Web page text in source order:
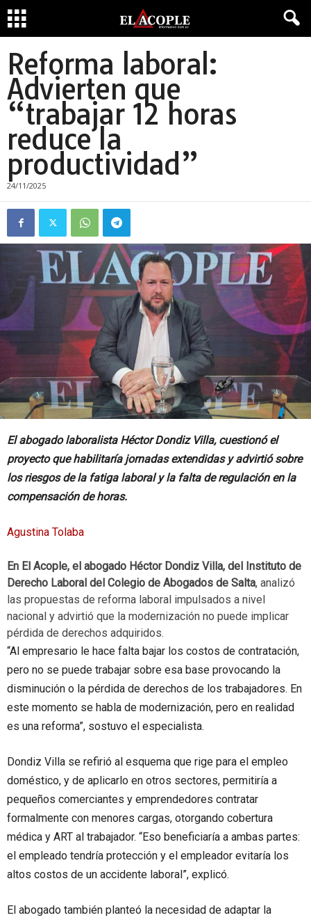
Reforma laboral:
Advierten que
“trabajar 12 horas
reduce la
productividad”
24/11/2025
El abogado laboralista Héctor Dondiz Villa, cuestionó el
proyecto que habilitaría jornadas extendidas y advirtió sobre
los riesgos de la fatiga laboral y la falta de regulación en la
compensación de horas.
Agustina Tolaba
En El Acople, el abogado Héctor Dondiz Villa, del Instituto de
Derecho Laboral del Colegio de Abogados de Salta, analizó
las propuestas de reforma laboral impulsados a nivel
nacional y advirtió que la modernización no puede implicar
pérdida de derechos adquiridos.
“Al empresario le hace falta bajar los costos de contratación,
pero no se puede trabajar sobre esa base provocando la
disminución o la pérdida de derechos de los trabajadores. En
este momento se habla de modernización, pero en realidad
es una reforma”, sostuvo el especialista.
Dondiz Villa se refirió al esquema que rige para el empleo
doméstico, y de aplicarlo en otros sectores, permitiría a
pequeños comerciantes y emprendedores contratar
formalmente con menores cargas, otorgando cobertura
médica y ART al trabajador. “Eso beneficiaría a ambas partes:
el empleado tendría protección y el empleador evitaría los
altos costos de un accidente laboral”, explicó.
El abogado también planteó la necesidad de adaptar la